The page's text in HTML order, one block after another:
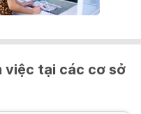
việc tại các cơ sở